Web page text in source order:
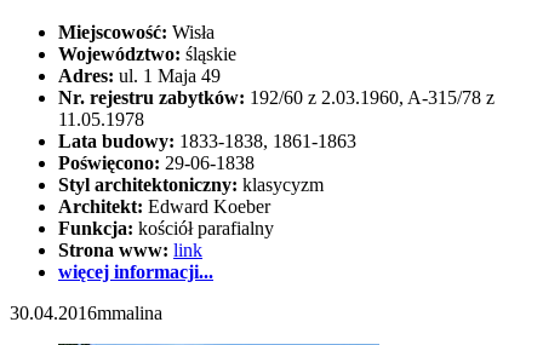
Miejscowość: Wisła
Województwo: śląskie
Adres: ul. 1 Maja 49
Nr. rejestru zabytków: 192/60 z 2.03.1960, A-315/78 z
11.05.1978
Lata budowy: 1833-1838, 1861-1863
Poświęcono: 29-06-1838
Styl architektoniczny: klasycyzm
Architekt: Edward Koeber
Funkcja: kościół parafialny
Strona www: link
więcej informacji...
30.04.2016mmalina